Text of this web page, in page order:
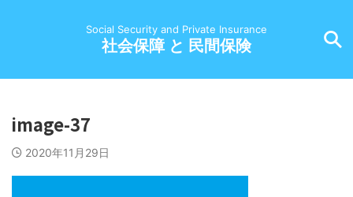
Social Security and Private Insurance
社会保障 と 民間保険
image-37
2020年11月29日